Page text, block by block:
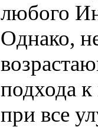
любого
Однако,
подхода к
при все